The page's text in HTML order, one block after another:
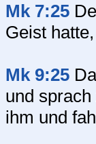
Mk 7:25
Geist
Mk 9:25
und
ihm und